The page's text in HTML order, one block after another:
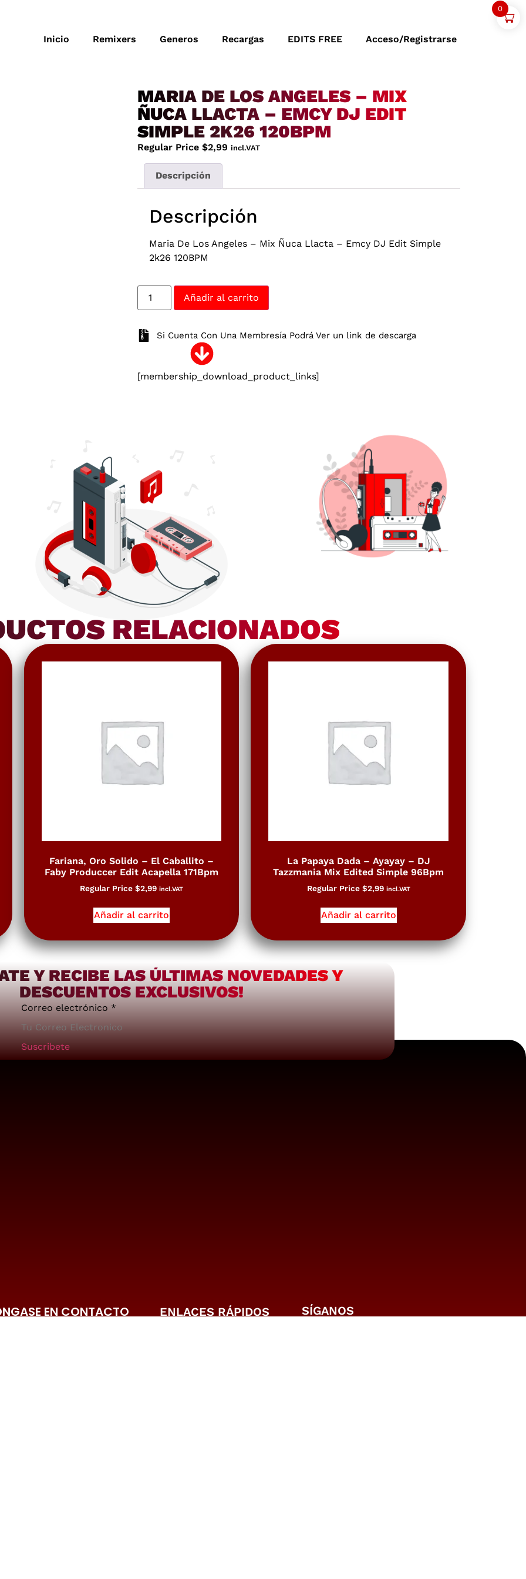
Inicio Remixers Generos Recargas EDITS FREE Acceso/Registrarse
MARIA DE LOS ANGELES – MIX
ÑUCA LLACTA – EMCY DJ EDIT
SIMPLE 2K26 120BPM
Regular Price $2,99 incl.VAT
Descripción
Descripción
Maria De Los Angeles – Mix Ñuca Llacta – Emcy DJ Edit Simple
2k26 120BPM
Añadir al carrito
Si Cuenta Con Una Membresía Podrá Ver un link de descarga
[membership_download_product_links]
RELACIONADOS
Fariana, Oro Solido – El Caballito –
Faby Produccer Edit Acapella 171Bpm
Regular Price $2,99 incl.VAT
Añadir al carrito
La Papaya Dada – Ayayay – DJ
Tazzmania Mix Edited Simple 96Bpm
Regular Price $2,99 incl.VAT
Añadir al carrito
Y RECIBE LAS ÚLTIMAS NOVEDADES Y
DESCUENTOS EXCLUSIVOS!
Correo electrónico *
Suscribete
EN CONTACTO ENLACES RÁPIDOS SÍGANOS
0